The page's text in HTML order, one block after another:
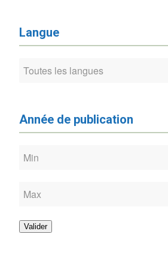
Langue
Année de publication